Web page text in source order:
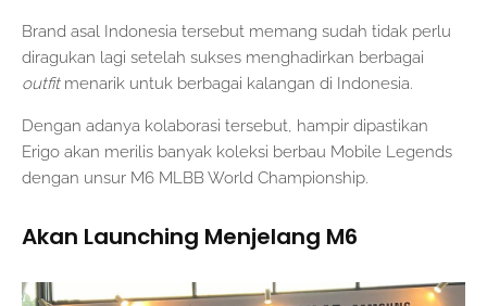
Brand asal Indonesia tersebut memang sudah tidak perlu
diragukan lagi setelah sukses menghadirkan berbagai
outfit menarik untuk berbagai kalangan di Indonesia.
Dengan adanya kolaborasi tersebut, hampir dipastikan
Erigo akan merilis banyak koleksi berbau Mobile Legends
dengan unsur M6 MLBB World Championship.
Akan Launching Menjelang M6